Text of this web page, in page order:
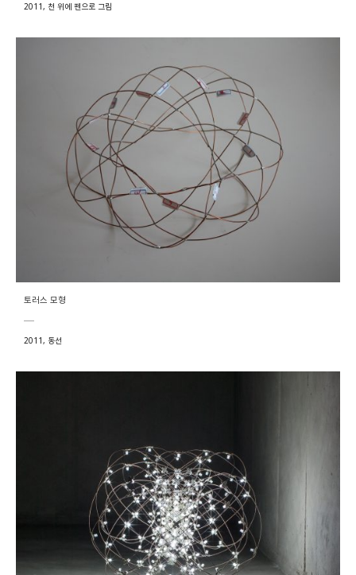
2011, 천 위에 펜으로 그림
토러스 모형
2011, 동선